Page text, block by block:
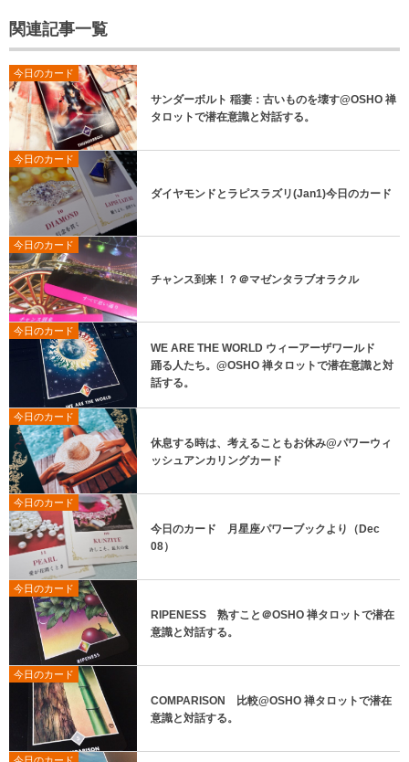
関連記事一覧
今日のカード
サンダーボルト 稲妻：古いものを壊す@OSHO 禅
タロットで潜在意識と対話する。
今日のカード
ダイヤモンドとラピスラズリ(Jan1)今日のカード
今日のカード
チャンス到来！？＠マゼンタラブオラクル
今日のカード
WE ARE THE WORLD ウィーアーザワールド
踊る人たち。@OSHO 禅タロットで潜在意識と対
話する。
今日のカード
休息する時は、考えることもお休み@パワーウィ
ッシュアンカリングカード
今日のカード
今日のカード 月星座パワーブックより（Dec
08）
今日のカード
RIPENESS 熟すこと＠OSHO 禅タロットで潜在
意識と対話する。
今日のカード
COMPARISON 比較@OSHO 禅タロットで潜在
意識と対話する。